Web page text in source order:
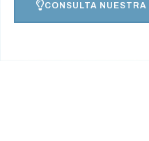
CONSULTA